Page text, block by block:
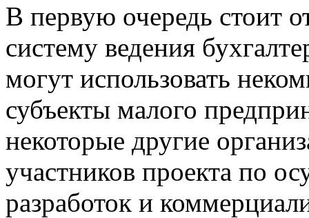
В первую очередь стоит
систему ведения
могут использовать
субъекты малого
некоторые другие
участников проекта по
разработок и